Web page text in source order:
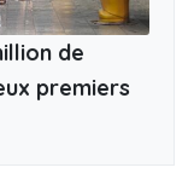
de
premiers